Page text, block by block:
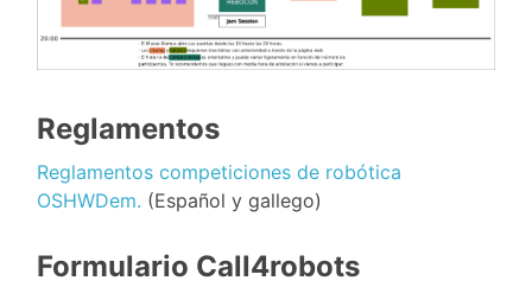
Reglamentos
Reglamentos competiciones de robótica
OSHWDem. (Español y gallego)
Formulario Call4robots